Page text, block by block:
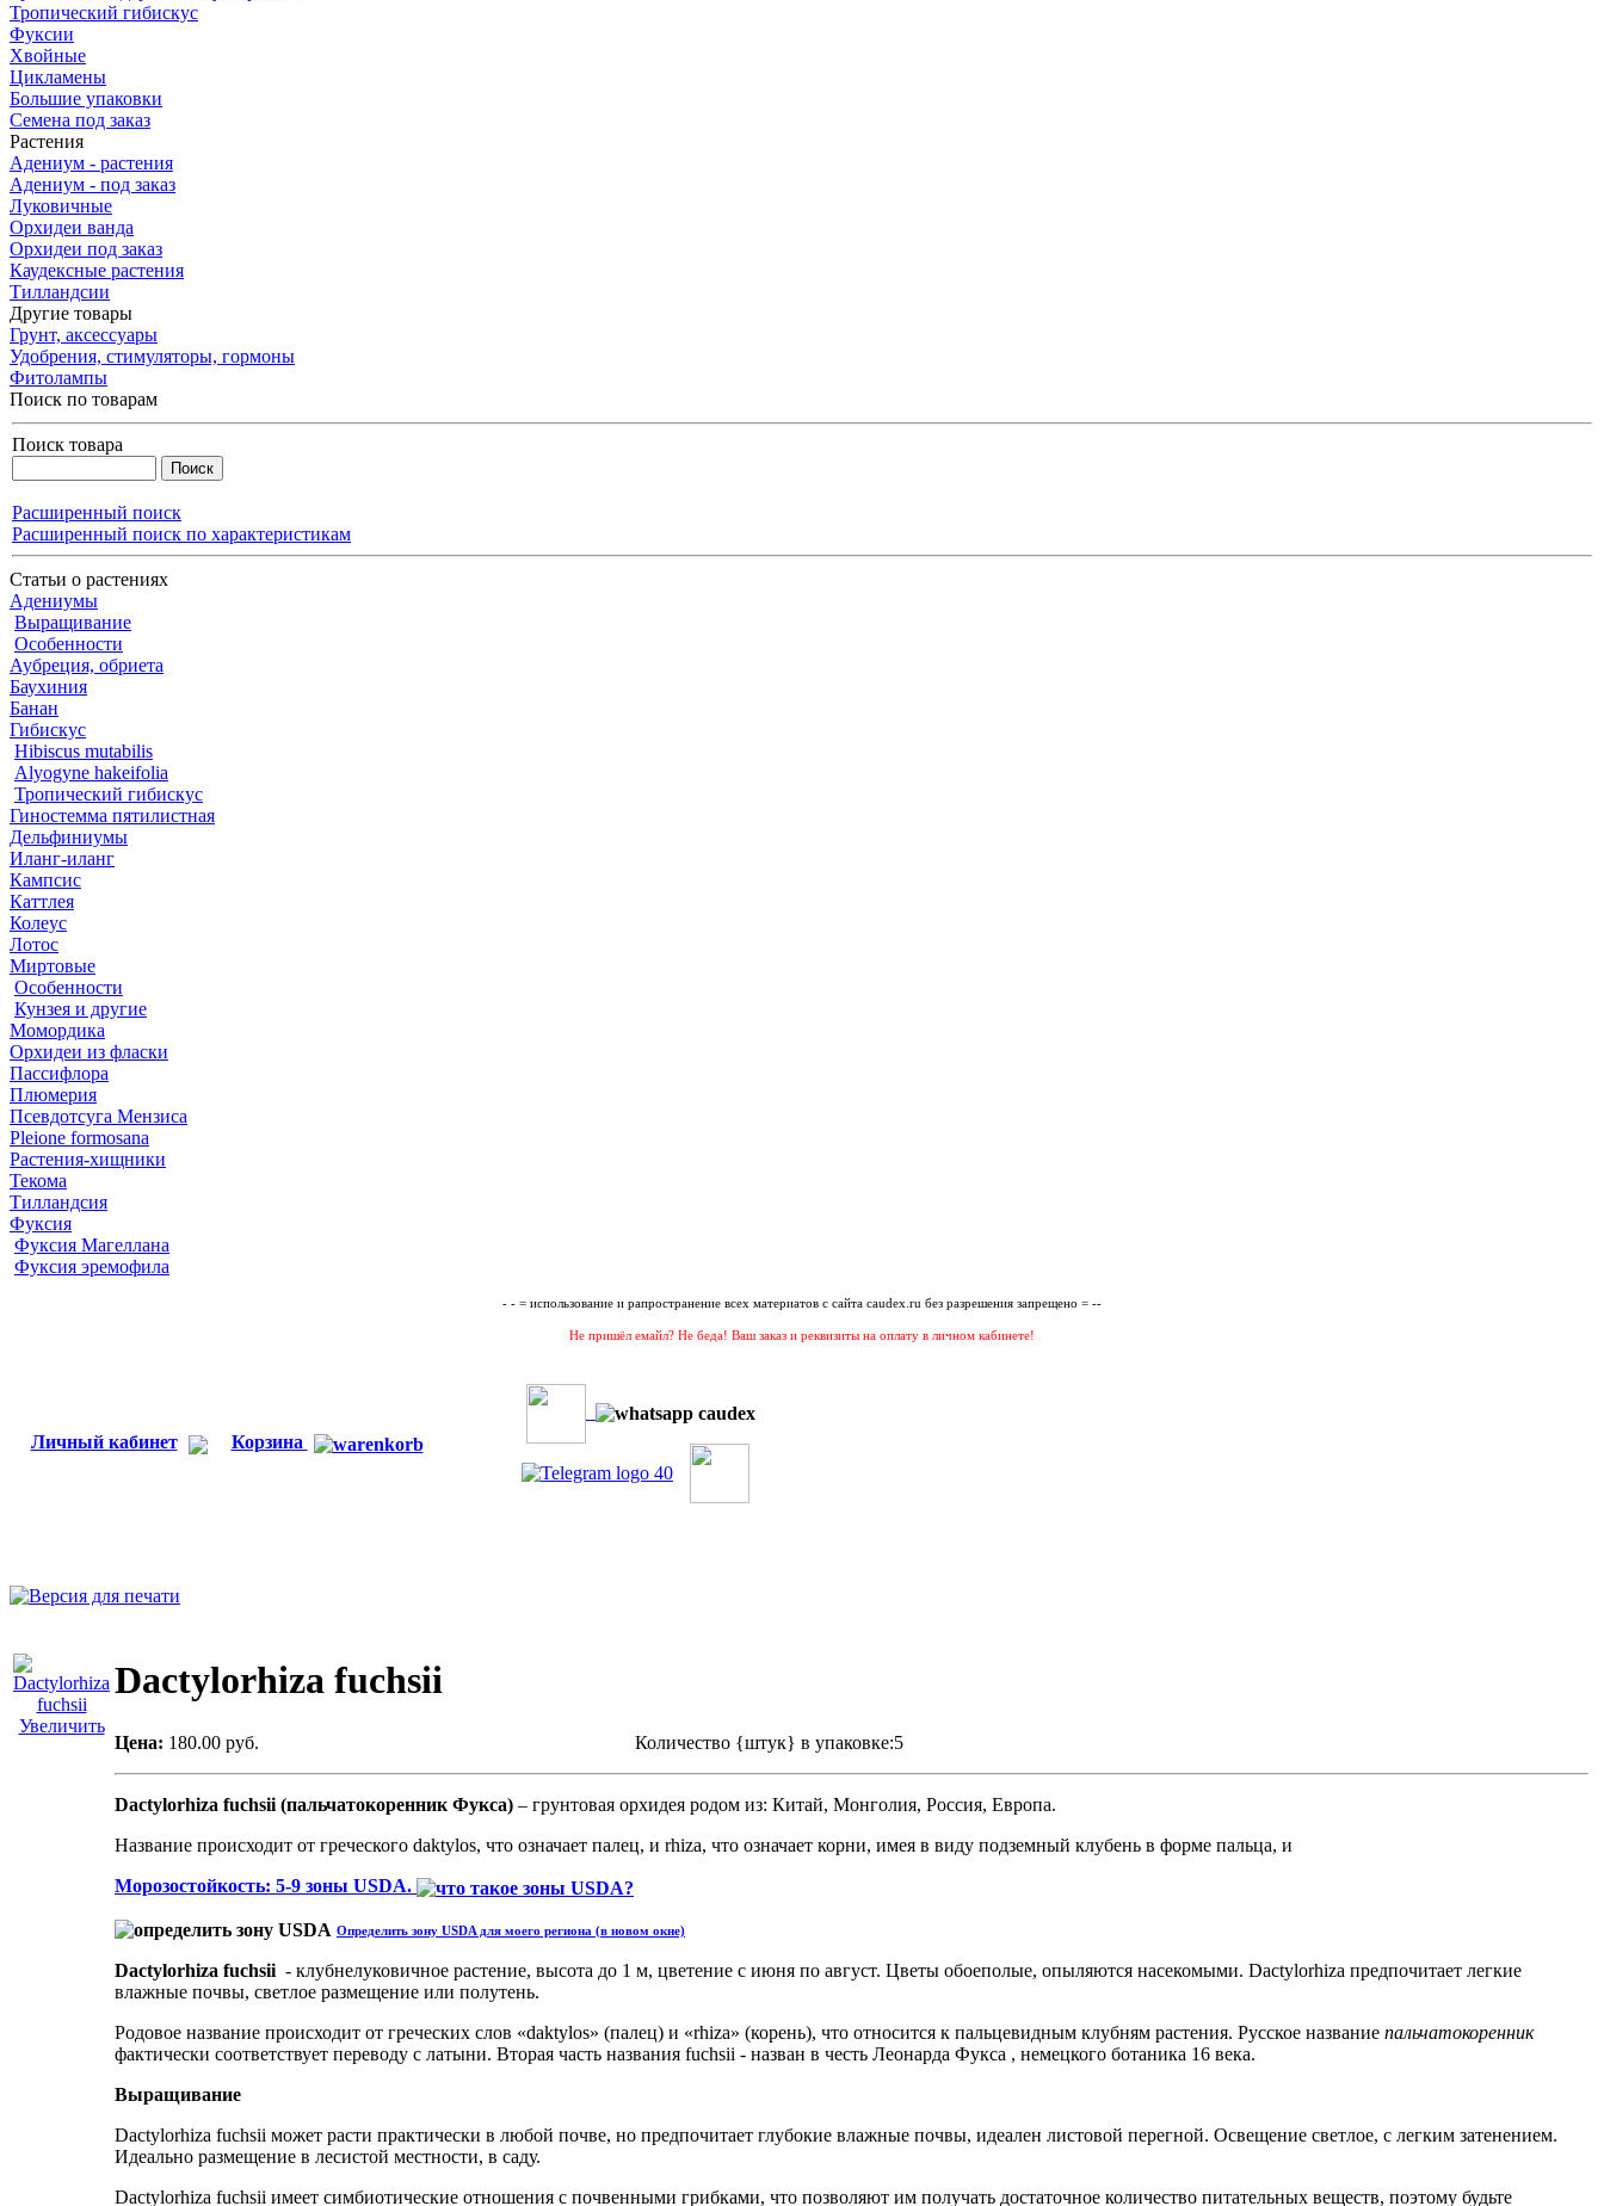
Тропический гибискус
Фуксии
Хвойные
Цикламены
Большие упаковки
Семена под заказ
Растения
Адениум - растения
Адениум - под заказ
Луковичные
Орхидеи ванда
Орхидеи под заказ
Каудексные растения
Тилландсии
Другие товары
Грунт, аксессуары
Удобрения, стимуляторы, гормоны
Фитолампы
Поиск по товарам
Поиск товара
Расширенный поиск
Расширенный поиск по характеристикам
Статьи о растениях
Адениумы
Выращивание
Особенности
Аубреция, обриета
Баухиния
Банан
Гибискус
Hibiscus mutabilis
Alyogyne hakeifolia
Тропический гибискус
Гиностемма пятилистная
Дельфиниумы
Иланг-иланг
Кампсис
Каттлея
Колеус
Лотос
Миртовые
Особенности
Кунзея и другие
Момордика
Орхидеи из фласки
Пассифлора
Плюмерия
Псевдотсуга Мензиса
Pleione formosana
Растения-хищники
Текома
Тилландсия
Фуксия
Фуксия Магеллана
Фуксия эремофила
- - = использование и рапространение всех материатов с сайта caudex.ru без разрешения запрещено = --
Не пришёл емайл? Не беда! Ваш заказ и реквизиты на оплату в личном кабинете!
Личный кабинет Корзина
Увеличить
Dactylorhiza fuchsii
Цена: 180.00 руб. Количество {штук} в упаковке:5
Dactylorhiza fuchsii (пальчатокоренник Фукса) – грунтовая орхидея родом из: Китай, Монголия, Россия, Европа.
Название происходит от греческого daktylos, что означает палец, и rhiza, что означает корни, имея в виду подземный клубень в форме пальца, и
Морозостойкость: 5-9 зоны USDA.
Определить зону USDA для моего региона (в новом окне)
Dactylorhiza fuchsii - клубнелуковичное растение, высота до 1 м, цветение с июня по август. Цветы обоеполые, опыляются насекомыми. Dactylorhiza предпочитает легкие
влажные почвы, светлое размещение или полутень.
Родовое название происходит от греческих слов «daktylos» (палец) и «rhiza» (корень), что относится к пальцевидным клубням растения. Русское название пальчатокоренник
фактически соответствует переводу с латыни. Вторая часть названия fuchsii - назван в честь Леонарда Фукса , немецкого ботаника 16 века.
Выращивание
Dactylorhiza fuchsii может расти практически в любой почве, но предпочитает глубокие влажные почвы, идеален листовой перегной. Освещение светлое, с легким затенением.
Идеально размещение в лесистой местности, в саду.
Dactylorhiza fuchsii имеет симбиотические отношения с почвенными грибками, что позволяют им получать достаточное количество питательных веществ, поэтому будьте